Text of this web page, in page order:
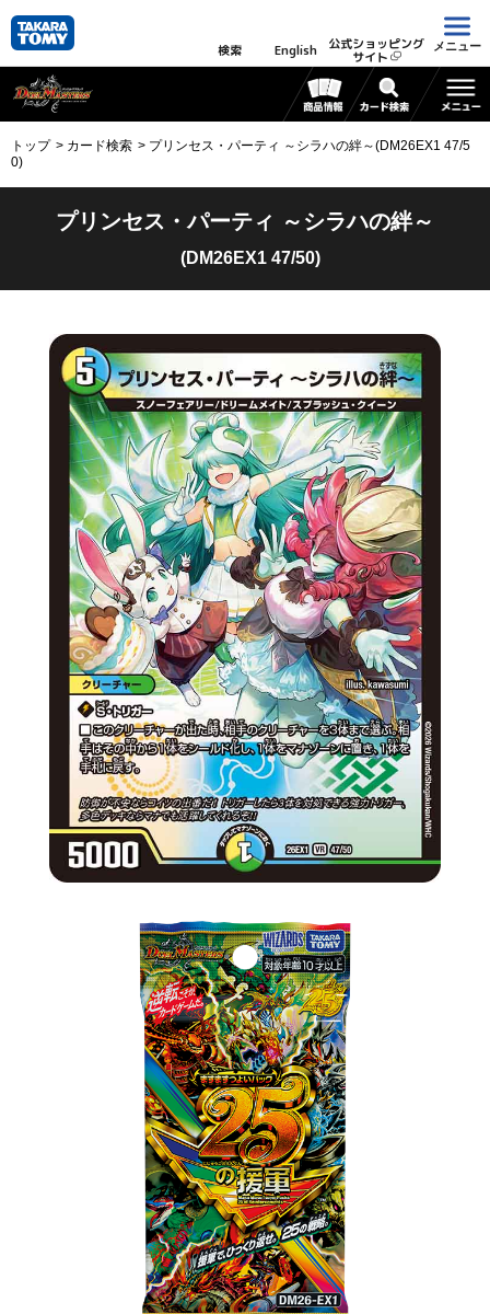
検索 English 公式ショッピング
サイト
メニュー
トップ カード検索
プリンセス・パーティ ～シラハの絆～(DM26EX1 47/5
0)
プリンセス・パーティ ～シラハの絆～
(DM26EX1 47/50)